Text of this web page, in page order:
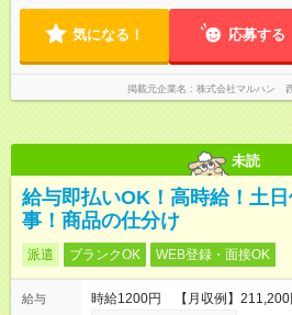
気になる！ 応募する
掲載元企業名 株式会社マルハン
未読
給与即払いOK！高時給！土
事！商品の仕分け
派遣 ブランクOK WEB登録・面接OK
給与
時給1200円 【月収例】211,200